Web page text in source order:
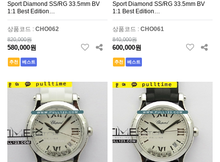
Sport Diamond SS/RG 33.5mm BV
1:1 Best Edition…
상품코드 : CHO062
820,000원
580,000원
추천 베스트
Sport Diamond SS/RG 33.5mm BV
1:1 Best Edition…
상품코드 : CHO061
840,000원
600,000원
추천 베스트